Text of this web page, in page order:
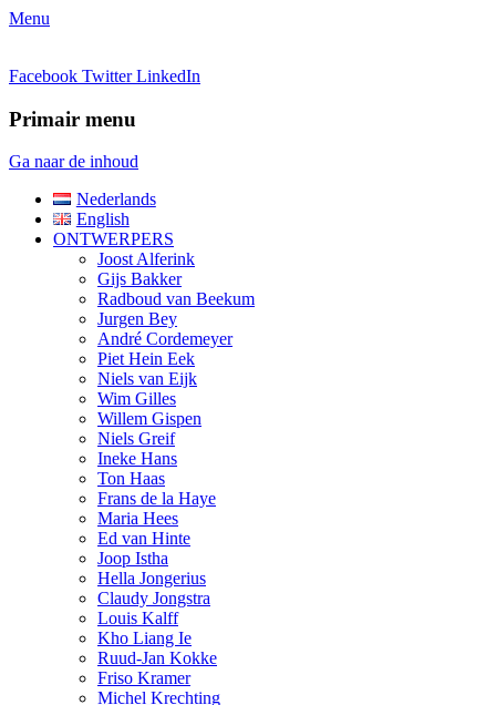
Menu
Facebook Twitter LinkedIn
Primair menu
Ga naar de inhoud
Nederlands
English
ONTWERPERS
Joost Alferink
Gijs Bakker
Radboud van Beekum
Jurgen Bey
André Cordemeyer
Piet Hein Eek
Niels van Eijk
Wim Gilles
Willem Gispen
Niels Greif
Ineke Hans
Ton Haas
Frans de la Haye
Maria Hees
Ed van Hinte
Joop Istha
Hella Jongerius
Claudy Jongstra
Louis Kalff
Kho Liang Ie
Ruud-Jan Kokke
Friso Kramer
Michel Krechting